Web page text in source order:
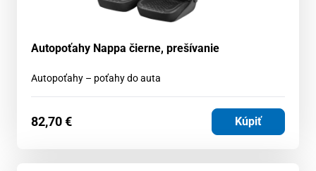
Autopoťahy Nappa čierne, prešívanie
Autopoťahy – poťahy do auta
82,70€ Kúpiť